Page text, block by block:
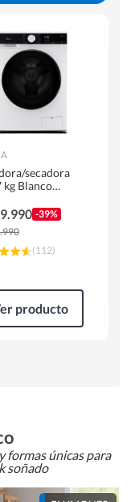
Otros
secadora
kg Blanco
-39%
(112)
producto
formas únicas para
soñado